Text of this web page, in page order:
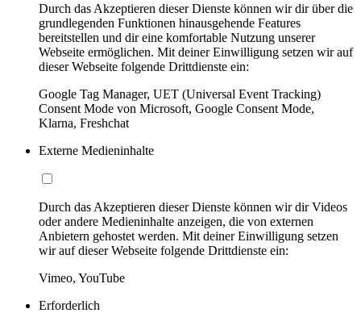
Durch das Akzeptieren dieser Dienste können wir dir über die
grundlegenden Funktionen hinausgehende Features
bereitstellen und dir eine komfortable Nutzung unserer
Webseite ermöglichen. Mit deiner Einwilligung setzen wir auf
dieser Webseite folgende Drittdienste ein:
Google Tag Manager, UET (Universal Event Tracking)
Consent Mode von Microsoft, Google Consent Mode,
Klarna, Freshchat
Externe Medieninhalte
Durch das Akzeptieren dieser Dienste können wir dir Videos
oder andere Medieninhalte anzeigen, die von externen
Anbietern gehostet werden. Mit deiner Einwilligung setzen
wir auf dieser Webseite folgende Drittdienste ein:
Vimeo, YouTube
Erforderlich